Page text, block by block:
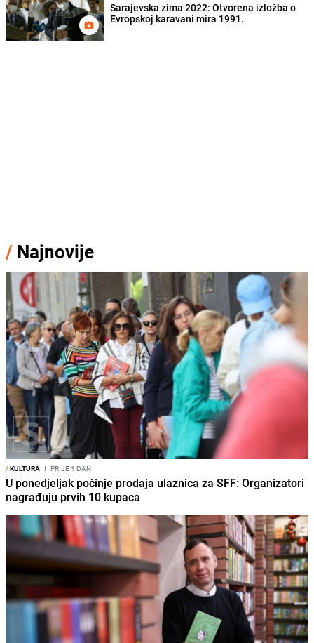
Sarajevska zima 2022: Otvorena izložba o
Evropskoj karavani mira 1991.
/ Najnovije
/KULTURA I PRIJE 1 DAN
U ponedjeljak počinje prodaja ulaznica za SFF: Organizatori
nagrađuju prvih 10 kupaca